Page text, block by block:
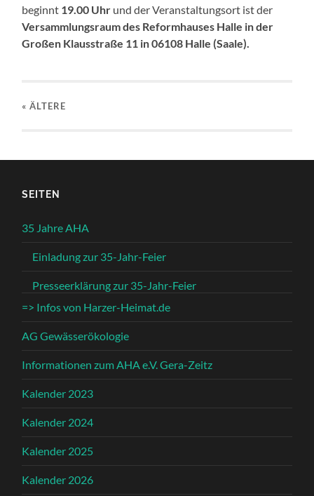
beginnt 19.00 Uhr und der Veranstaltungsort ist der
Versammlungsraum des Reformhauses Halle in der
Großen Klausstraße 11 in 06108 Halle (Saale).
« ÄLTERE
SEITEN
35 Jahre AHA
Einladung zur 35-Jahr-Feier
Presseerklärung zur 35-Jahr-Feier
=> Infos von Harzer-Heimat.de
AG Gewässerökologie
Informationen zum AHA e.V. Gera-Zeitz
Kalender 2023
Kalender 2024
Kalender 2025
Kalender 2026